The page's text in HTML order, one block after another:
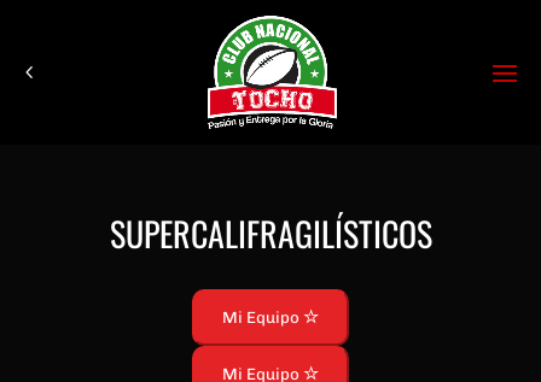
SUPERCALIFRAGILÍSTICOS
Mi Equipo
Mi Equipo